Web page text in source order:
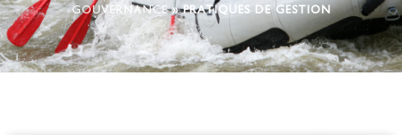
GOUVERNANCE»PRATIQUES DE GESTION